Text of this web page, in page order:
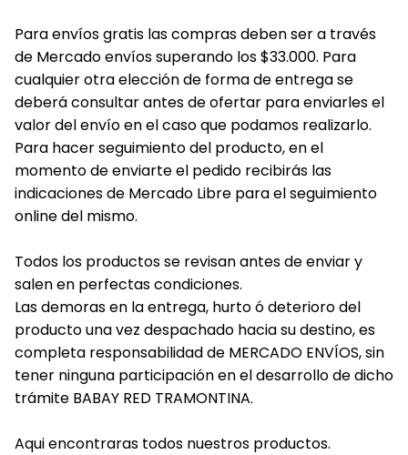
Para envíos gratis las compras deben ser a través
de Mercado envíos superando los $33.000. Para
cualquier otra elección de forma de entrega se
deberá consultar antes de ofertar para enviarles el
valor del envío en el caso que podamos realizarlo.
Para hacer seguimiento del producto, en el
momento de enviarte el pedido recibirás las
indicaciones de Mercado Libre para el seguimiento
online del mismo.
Todos los productos se revisan antes de enviar y
salen en perfectas condiciones.
Las demoras en la entrega, hurto ó deterioro del
producto una vez despachado hacia su destino, es
completa responsabilidad de MERCADO ENVÍOS, sin
tener ninguna participación en el desarrollo de dicho
trámite BABAY RED TRAMONTINA.
Aqui encontraras todos nuestros productos.